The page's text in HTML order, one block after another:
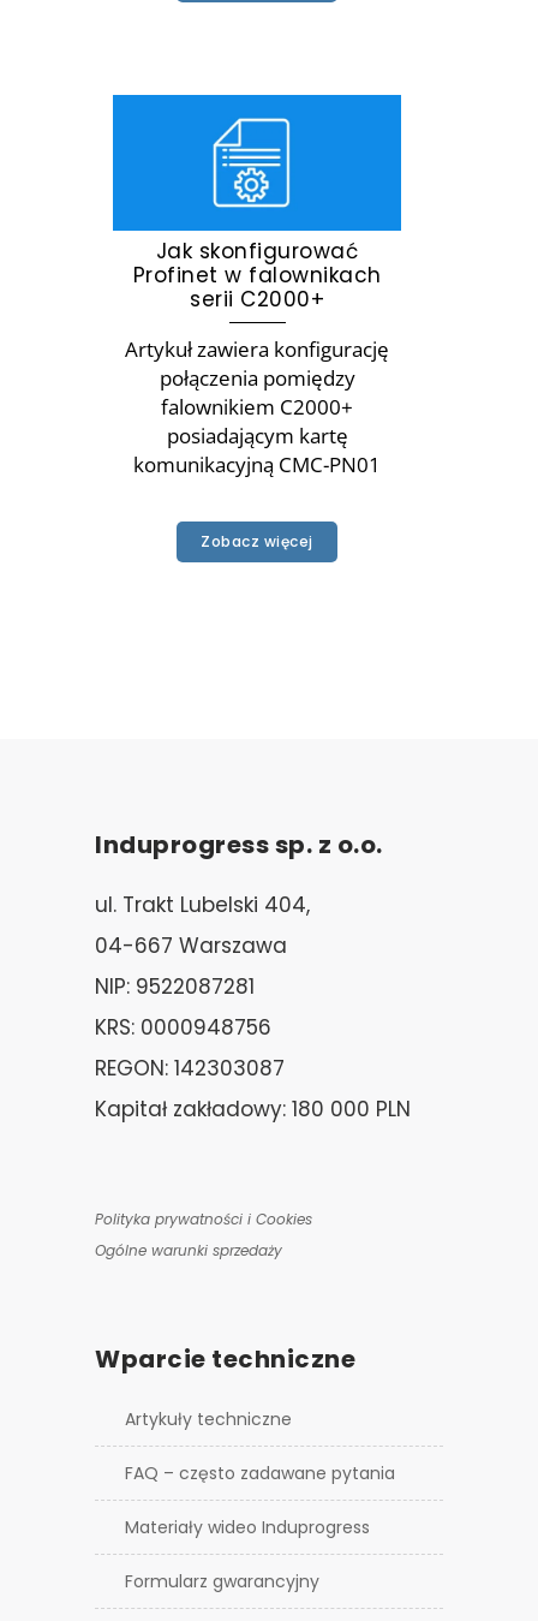
Jak skonfigurować
Profinet w falownikach
serii C2000+
Artykuł zawiera konfigurację
połączenia pomiędzy
falownikiem C2000+
posiadającym kartę
komunikacyjną CMC-PN01
Zobacz więcej
Induprogress sp. z o.o.
ul. Trakt Lubelski 404,
04-667 Warszawa
NIP: 9522087281
KRS: 0000948756
REGON: 142303087
Kapitał zakładowy: 180 000 PLN
Polityka prywatności i Cookies
Ogólne warunki sprzedaży
Wparcie techniczne
Artykuły techniczne
FAQ – często zadawane pytania
Materiały wideo Induprogress
Formularz gwarancyjny